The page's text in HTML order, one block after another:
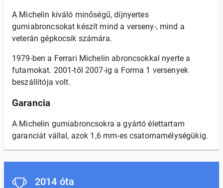
A Michelin kiváló minőségű, díjnyertes
gumiabroncsokat készít mind a verseny-, mind a
veterán gépkocsik számára.
1979-ben a Ferrari Michelin abroncsokkal nyerte a
futamokat. 2001-től 2007-ig a Forma 1 versenyek
beszállítója volt.
Garancia
A Michelin gumiabroncsokra a gyártó élettartam
garanciát vállal, azok 1,6 mm-es csatornamélységükig.
2014 óta